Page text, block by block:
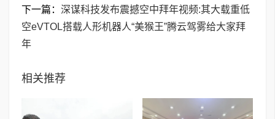
下一篇： 深谋科技发布震撼空中拜年视频:其大载重低
空eVTOL搭载人形机器人“美猴王”腾云驾雾给大家拜
年
相关推荐